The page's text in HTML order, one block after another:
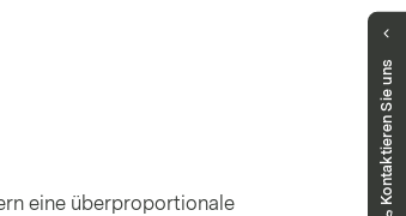
eine überproportionale
Kontaktieren Sie uns